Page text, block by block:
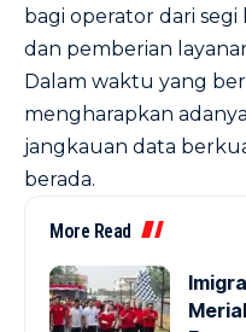
bagi operator dari segi
dan pemberian
Dalam waktu yang
mengharapkan
jangkauan data
berada.
More Read